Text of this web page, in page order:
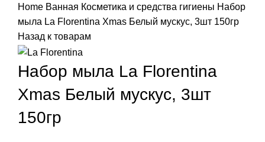
Home Ванная Косметика и средства гигиены Набор
мыла La Florentina Xmas Белый мускус, 3шт 150гр
Назад к товарам
Набор мыла La Florentina
Xmas Белый мускус, 3шт
150гр